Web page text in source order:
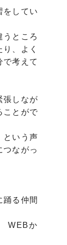
をしてい
うところ
、よく
で考えて
張しなが
ことがで
という声
つながっ
踊る仲間
WEBか